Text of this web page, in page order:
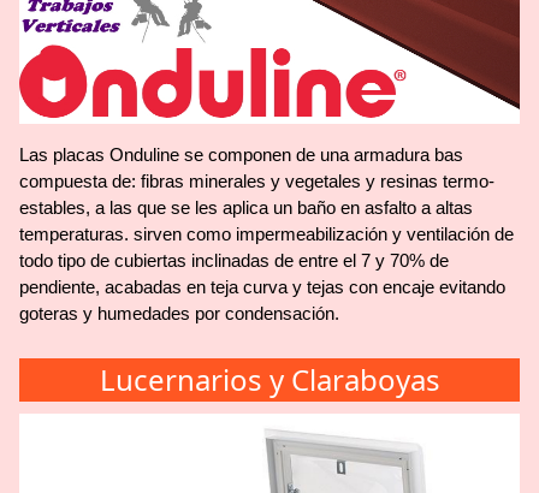
Las placas Onduline se componen de una armadura bas
compuesta de: fibras minerales y vegetales y resinas termo-
estables, a las que se les aplica un baño en asfalto a altas
temperaturas. sirven como impermeabilización y ventilación de
todo tipo de cubiertas inclinadas de entre el 7 y 70% de
pendiente, acabadas en teja curva y tejas con encaje evitando
goteras y humedades por condensación.
Lucernarios y Claraboyas